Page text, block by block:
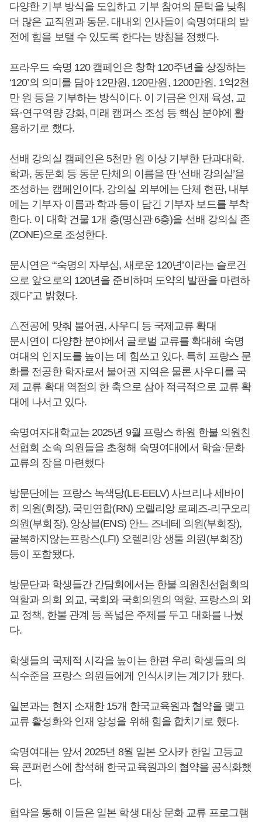
다양한 기부 방식을 도입하고 기부 참여의 문턱을 낮춰
더 많은 교직원과 동문, 대내외 인사들이 숙명여대의 발
전에 힘을 보탤 수 있도록 한다는 방침을 정했다.
프라우드 숙명 120 캠페인은 창학 120주년을 상징하는
‘120’의 의미를 담아 12만원, 120만원, 1200만원, 1억2천
만 원 등을 기부하는 방식이다. 이 기금은 인재 육성, 교
육·연구역량 강화, 미래 캠퍼스 조성 등 핵심 분야에 활
용하기로 했다.
선배 강의실 캠페인은 5천만 원 이상 기부한 단과대학,
학과, 동문회 등 동문 단체의 이름을 딴 ‘선배 강의실’을
조성하는 캠페인이다. 강의실 외부에는 단체 현판, 내부
에는 기부자 이름과 학과 등이 담긴 기부자 보드를 부착
한다. 이 대학 건물 1개 층(명신관 6층)을 선배 강의실 존
(ZONE)으로 조성한다.
문시연은 “‘숙명의 자부심, 새로운 120년’이라는 슬로건
으로 앞으로의 120년을 준비하며 도약의 발판을 마련하
겠다”고 밝혔다.
△전공에 맞춰 불어권, 사우디 등 국제교류 확대
문시연이 다양한 분야에서 글로벌 교류를 확대해 숙명
여대의 인지도를 높이는 데 힘쓰고 있다. 특히 프랑스 문
화를 전공한 학자로서 불어권 지역은 물론 사우디를 국
제 교류 확대 역점의 한 축으로 삼아 적극적으로 교류 확
대에 나서고 있다.
숙명여자대학교는 2025년 9월 프랑스 하원 한불 의원친
선협회 소속 의원들을 초청해 숙명여대에서 학술·문화
교류의 장을 마련했다
방문단에는 프랑스 녹색당(LE-EELV) 사브리나 세바이
히 의원(회장), 국민연합(RN) 오렐리앙 로페즈-리구오리
의원(부회장), 앙상블(ENS) 안느 즈네테 의원(부회장),
굴복하지않는프랑스(LFI) 오렐리앙 생툴 의원(부회장)
등이 포함됐다.
방문단과 학생들간 간담회에서는 한불 의원친선협회의
역할과 의회 외교, 국회와 국회의원의 역할, 프랑스의 외
교 정책, 한불 관계 등 폭넓은 주제를 두고 대화를 나눴
다.
학생들의 국제적 시각을 높이는 한편 우리 학생들의 의
식수준을 프랑스 의원들에게 인식시키는 계기가 됐다.
일본과는 현지 소재한 15개 한국교육원과 협약을 맺고
교류 활성화와 인재 양성을 위해 힘을 합치기로 했다.
숙명여대는 앞서 2025년 8월 일본 오사카 한일 고등교
육 콘퍼런스에 참석해 한국교육원과의 협약을 공식화했
다.
협약을 통해 이들은 일본 학생 대상 문화 교류 프로그램